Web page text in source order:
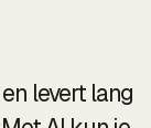
levert lang